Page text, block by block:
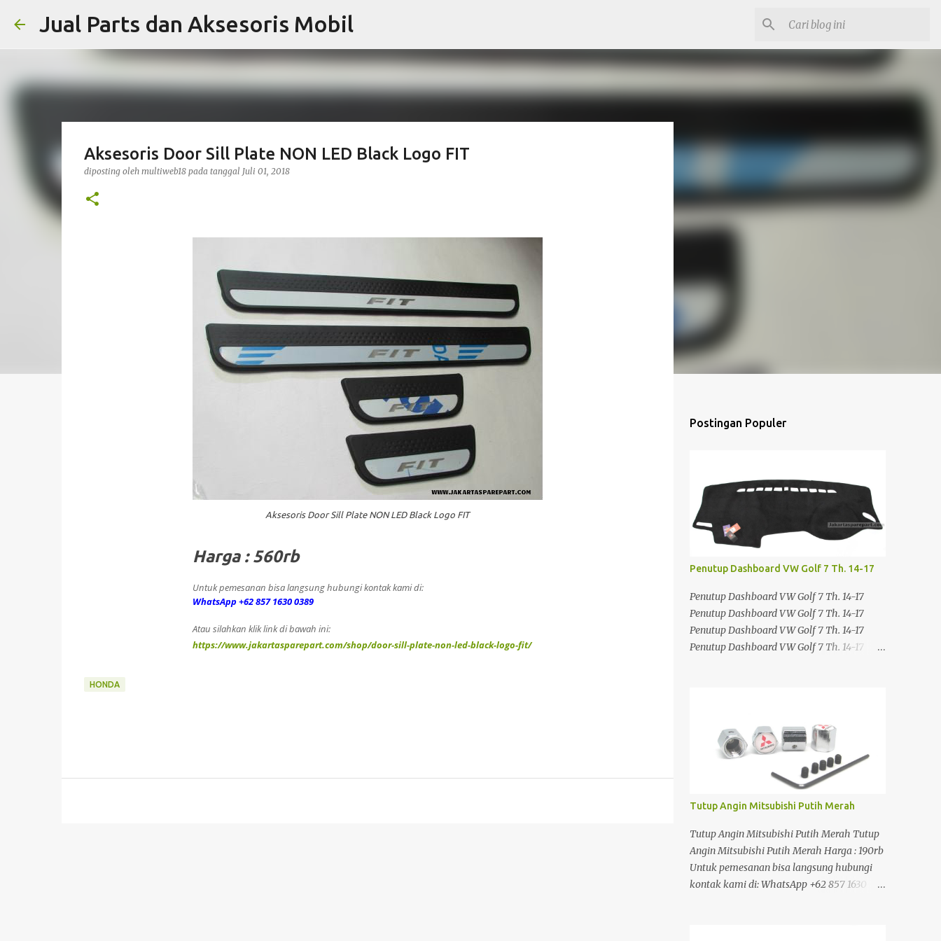
Jual Parts dan Aksesoris Mobil
Aksesoris Door Sill Plate NON LED Black Logo FIT
diposting oleh multiweb18 pada tanggal Juli 01, 2018
Aksesoris Door Sill Plate NON LED Black Logo FIT
Harga : 560rb
Untuk pemesanan bisa langsung hubungi kontak kami di:
WhatsApp +62 857 1630 0389
Atau silahkan klik link di bawah ini:
https://www.jakartasparepart.com/shop/door-sill-plate-non-led-black-logo-fit/
HONDA
Postingan Populer
Penutup Dashboard VW Golf 7 Th. 14-17
Penutup Dashboard VW Golf 7 Th. 14-17
Penutup Dashboard VW Golf 7 Th. 14-17
Penutup Dashboard VW Golf 7 Th. 14-17
Penutup Dashboard VW Golf 7 Th. 14-17
WhatsApp +62 857 1630 0389 Atau silahkan
klik link di bawah ini:
https://www.jakartasparepart.com/shop/pe
nutup-dashboard-vw-golf-7-14-17/
Tutup Angin Mitsubishi Putih Merah
Tutup Angin Mitsubishi Putih Merah Tutup
Angin Mitsubishi Putih Merah Harga : 190rb
Untuk pemesanan bisa langsung hubungi
kontak kami di: WhatsApp +62 857 1630